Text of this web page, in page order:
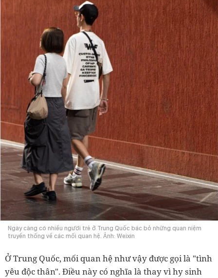
Ngày càng có nhiều người trẻ ở Trung Quốc bác bỏ những quan niệm
truyền thống về các mối quan hệ. Ảnh: Weixin
Ở Trung Quốc, mối quan hệ như vậy được gọi là "tình
yêu độc thân". Điều này có nghĩa là thay vì hy sinh